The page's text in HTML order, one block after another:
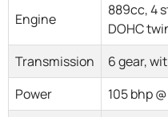
Engine
889cc, 4
DOHC
Transmission
6 gear,
Power
105 bhp